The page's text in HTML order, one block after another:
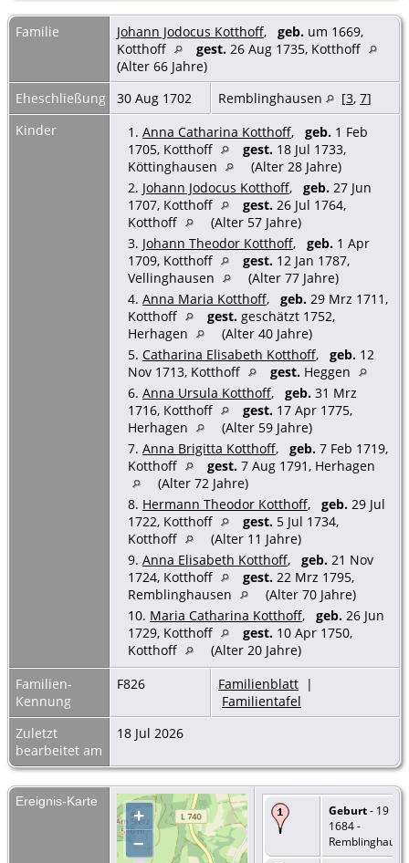
Familie Johann Jodocus Kotthoff, geb. um 1669,
Kotthoff
gest. 26 Aug 1735, Kotthoff
(Alter 66 Jahre)
Eheschließung
30 Aug 1702 Remblinghausen [3, 7]
Kinder
1. Anna Catharina Kotthoff, geb. 1 Feb
1705, Kotthoff
gest. 18 Jul 1733,
Köttinghausen
(Alter 28 Jahre)
2. Johann Jodocus Kotthoff, geb. 27 Jun
1707, Kotthoff
gest. 26 Jul 1764,
Kotthoff
(Alter 57 Jahre)
3. Johann Theodor Kotthoff, geb. 1 Apr
1709, Kotthoff
gest. 12 Jan 1787,
Vellinghausen
(Alter 77 Jahre)
4. Anna Maria Kotthoff, geb. 29 Mrz 1711,
Kotthoff
gest. geschätzt 1752,
Herhagen
(Alter 40 Jahre)
5. Catharina Elisabeth Kotthoff, geb. 12
Nov 1713, Kotthoff
gest. Heggen
6. Anna Ursula Kotthoff, geb. 31 Mrz
1716, Kotthoff
gest. 17 Apr 1775,
Herhagen
(Alter 59 Jahre)
7. Anna Brigitta Kotthoff, geb. 7 Feb 1719,
Kotthoff
gest. 7 Aug 1791, Herhagen
(Alter 72 Jahre)
8. Hermann Theodor Kotthoff, geb. 29 Jul
1722, Kotthoff
gest. 5 Jul 1734,
Kotthoff
(Alter 11 Jahre)
9. Anna Elisabeth Kotthoff, geb. 21 Nov
1724, Kotthoff
gest. 22 Mrz 1795,
Remblinghausen
(Alter 70 Jahre)
10. Maria Catharina Kotthoff, geb. 26 Jun
1729, Kotthoff
gest. 10 Apr 1750,
Kotthoff
(Alter 20 Jahre)
Familien-
Kennung
F826 Familienblatt |
Familientafel
Zuletzt
bearbeitet am
18 Jul 2026
Ereignis-Karte
+
–
Geburt- 19 Feb
1684 -